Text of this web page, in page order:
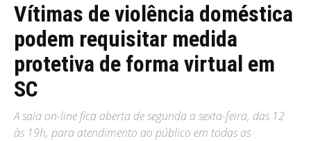
Vítimas de violência doméstica
podem requisitar medida
protetiva de forma virtual em
SC
A sala on-line fica aberta de segunda a sexta-feira, das 12
às 19h, para atendimento ao público em todas as